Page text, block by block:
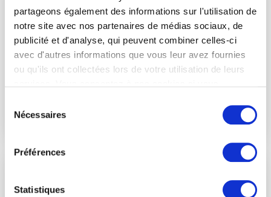
partageons également des informations sur l'utilisation de
notre site avec nos partenaires de médias sociaux, de
publicité et d'analyse, qui peuvent combiner celles-ci
avec d'autres informations que vous leur avez fournies
ou qu'ils ont collectées lors de votre utilisation de leurs
Nécessaires
Préférences
Statistiques
Located in Nouvelle Usine,
Floréal, the Oreegami Mauritius
campus is a hub for digital
transformation and
professional training.
Nos formations à Montpellier